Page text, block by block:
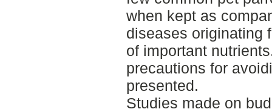
when kept as
diseases originating
of important
precautions for
presented.
Studies made on